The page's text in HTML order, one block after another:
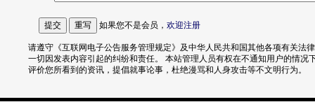
如果您不是会员， 欢迎注册
请遵守《互联网电子公告服务管理规定》及中华人民共和国其他各项有关法
一切因发表内容引起的纠纷和责任。 本站管理人员有权在不通知用户的情况
评价您所看到的资讯，提倡就事论事，杜绝漫骂和人身攻击等不文明行为。